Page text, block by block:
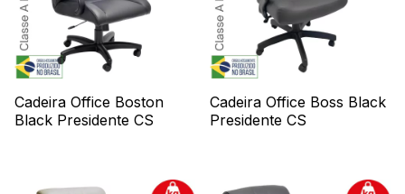
Cadeira Office Boston
Black Presidente CS
Cadeira Office Boss Black
Presidente CS